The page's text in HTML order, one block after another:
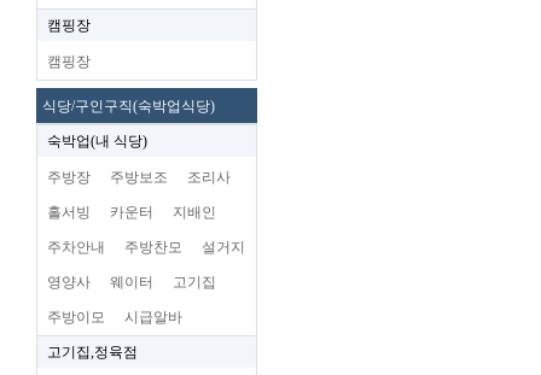
캠핑장
캠핑장
식당/구인구직(숙박업식당)
숙박업(내 식당)
주방장 주방보조 조리사
홀서빙 카운터 지배인
주차안내 주방찬모 설거지
영양사 웨이터 고기집
주방이모 시급알바
고기집,정육점